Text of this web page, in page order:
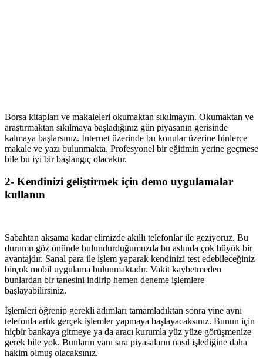
Borsa kitapları ve makaleleri okumaktan sıkılmayın. Okumaktan ve
araştırmaktan sıkılmaya başladığınız gün piyasanın gerisinde
kalmaya başlarsınız. İnternet üzerinde bu konular üzerine binlerce
makale ve yazı bulunmakta. Profesyonel bir eğitimin yerine geçmese
bile bu iyi bir başlangıç olacaktır.
2- Kendinizi geliştirmek için demo uygulamalar
kullanın
Sabahtan akşama kadar elimizde akıllı telefonlar ile geziyoruz. Bu
durumu göz önünde bulundurduğumuzda bu aslında çok büyük bir
avantajdır. Sanal para ile işlem yaparak kendinizi test edebileceğiniz
birçok mobil uygulama bulunmaktadır. Vakit kaybetmeden
bunlardan bir tanesini indirip hemen deneme işlemlere
başlayabilirsiniz.
İşlemleri öğrenip gerekli adımları tamamladıktan sonra yine aynı
telefonla artık gerçek işlemler yapmaya başlayacaksınız. Bunun için
hiçbir bankaya gitmeye ya da aracı kurumla yüz yüze görüşmenize
gerek bile yok. Bunların yanı sıra piyasaların nasıl işlediğine daha
hakim olmuş olacaksınız.